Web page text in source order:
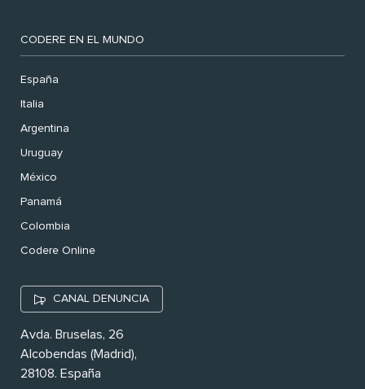
CODERE EN EL MUNDO
España
Italia
Argentina
Uruguay
México
Panamá
Colombia
Codere Online
CANAL DENUNCIA
Avda. Bruselas, 26
Alcobendas (Madrid),
28108. España